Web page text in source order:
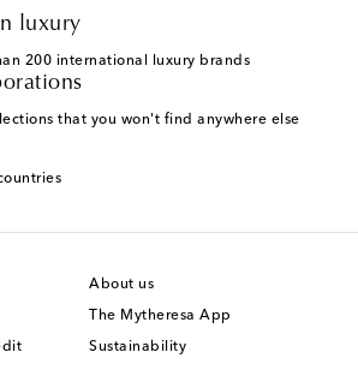
luxury
200 international luxury brands
that you won't find anywhere else
About us
The Mytheresa App
Sustainability